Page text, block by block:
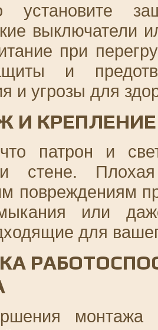
установите
выключатели
при
и
и угрозы для
И
патрон и
стене.
повреждениям
или
для